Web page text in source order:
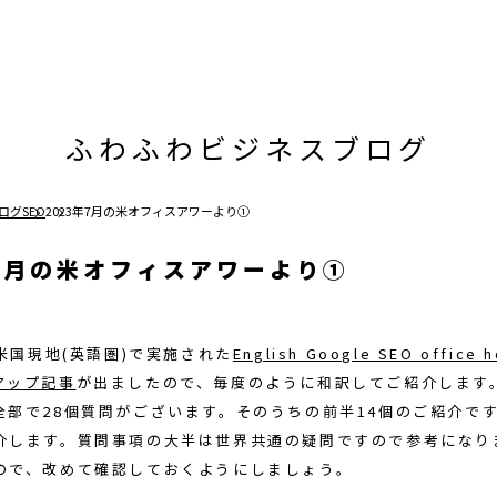
ふわふわビジネスブログ
グSEO2023年7月の米オフィスアワーより①
の米オフィスアワーより①
国現地(英語圏)で実施された English Google SEO office
ップ記事 が出ましたので、毎度のように和訳してご紹介します
部で28個質問がございます。そのうちの前半14個のご紹介で
します。質問事項の大半は世界共通の疑問ですので参考にな
、改めて確認しておくようにしましょう。